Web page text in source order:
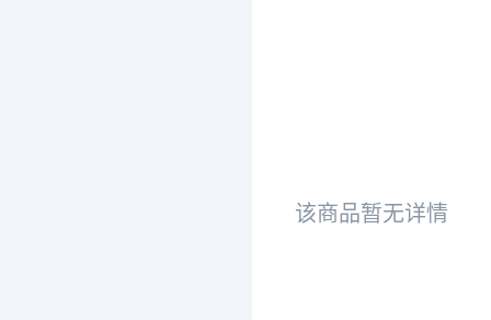
该商品暂无详情